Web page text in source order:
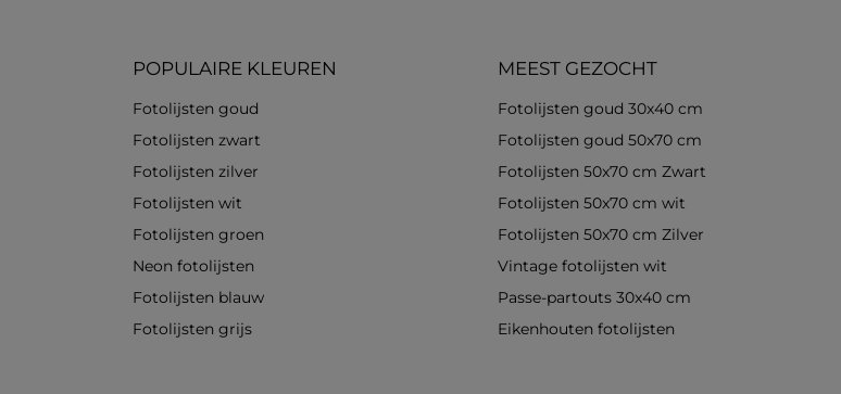
POPULAIRE KLEUREN
Fotolijsten goud
Fotolijsten zwart
Fotolijsten zilver
Fotolijsten wit
Fotolijsten groen
Neon fotolijsten
Fotolijsten blauw
Fotolijsten grijs
MEEST GEZOCHT
Fotolijsten goud 30x40 cm
Fotolijsten goud 50x70 cm
Fotolijsten 50x70 cm Zwart
Fotolijsten 50x70 cm wit
Fotolijsten 50x70 cm Zilver
Vintage fotolijsten wit
Passe-partouts 30x40 cm
Eikenhouten fotolijsten